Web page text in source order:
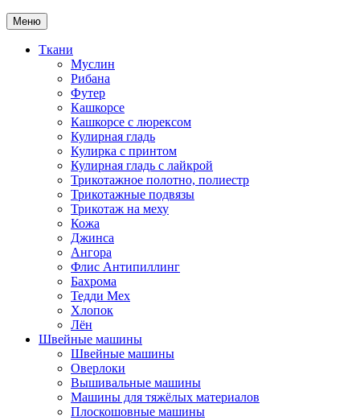
Меню
Ткани
Муслин
Рибана
Футер
Кашкорсе
Кашкорсе с люрексом
Кулирная гладь
Кулирка с принтом
Кулирная гладь с лайкрой
Трикотажное полотно, полиестр
Трикотажные подвязы
Трикотаж на меху
Кожа
Джинса
Ангора
Флис Антипиллинг
Бахрома
Тедди Мех
Хлопок
Лён
Швейные машины
Швейные машины
Оверлоки
Вышивальные машины
Машины для тяжёлых материалов
Плоскошовные машины